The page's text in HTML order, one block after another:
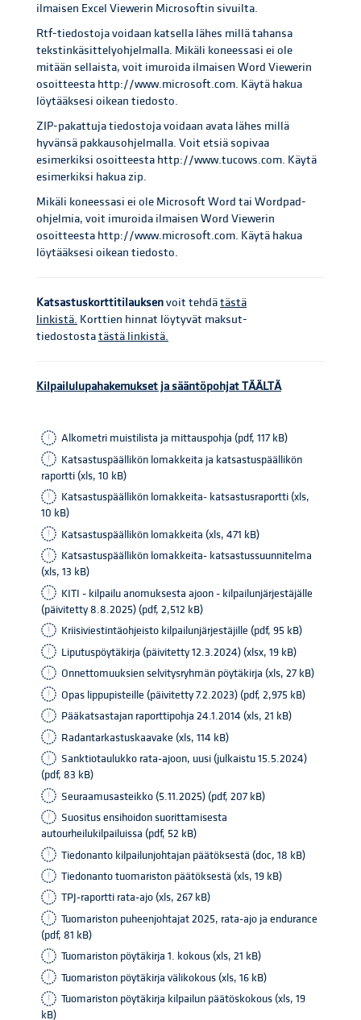
ilmaisen Excel Viewerin Microsoftin sivuilta.
Rtf-tiedostoja voidaan katsella lähes millä tahansa
tekstinkäsittelyohjelmalla. Mikäli koneessasi ei ole
mitään sellaista, voit imuroida ilmaisen Word Viewerin
osoitteesta http://www.microsoft.com. Käytä hakua
löytääksesi oikean tiedosto.
ZIP-pakattuja tiedostoja voidaan avata lähes millä
hyvänsä pakkausohjelmalla. Voit etsiä sopivaa
esimerkiksi osoitteesta http://www.tucows.com. Käytä
esimerkiksi hakua zip.
Mikäli koneessasi ei ole Microsoft Word tai Wordpad-
ohjelmia, voit imuroida ilmaisen Word Viewerin
osoitteesta http://www.microsoft.com. Käytä hakua
löytääksesi oikean tiedosto.
Katsastuskorttitilauksenvoit tehdätästä
linkistä. Korttien hinnat löytyvät maksut-
tiedostostatästä linkistä.
Kilpailulupahakemukset ja sääntöpohjat TÄÄLTÄ
Alkometri muistilista ja mittauspohja (pdf, 117 kB)
Katsastuspäällikön lomakkeita ja katsastuspäällikön
raportti (xls, 10 kB)
Katsastuspäällikön lomakkeita- katsastusraportti (xls,
10 kB)
Katsastuspäällikön lomakkeita (xls, 471 kB)
Katsastuspäällikön lomakkeita- katsastussuunnitelma
(xls, 13 kB)
KITI - kilpailu anomuksesta ajoon - kilpailunjärjestäjälle
(päivitetty 8.8.2025) (pdf, 2,512 kB)
Kriisiviestintäohjeisto kilpailunjärjestäjille (pdf, 95 kB)
Liputuspöytäkirja (päivitetty 12.3.2024) (xlsx, 19 kB)
Onnettomuuksien selvitysryhmän pöytäkirja (xls, 27 kB)
Opas lippupisteille (päivitetty 7.2.2023) (pdf, 2,975 kB)
Pääkatsastajan raporttipohja 24.1.2014 (xls, 21 kB)
Radantarkastuskaavake (xls, 114 kB)
Sanktiotaulukko rata-ajoon, uusi (julkaistu 15.5.2024)
(pdf, 83 kB)
Seuraamusasteikko (5.11.2025) (pdf, 207 kB)
Suositus ensihoidon suorittamisesta
autourheilukilpailuissa (pdf, 52 kB)
Tiedonanto kilpailunjohtajan päätöksestä (doc, 18 kB)
Tiedonanto tuomariston päätöksestä (xls, 19 kB)
TPJ-raportti rata-ajo (xls, 267 kB)
Tuomariston puheenjohtajat 2025, rata-ajo ja endurance
(pdf, 81 kB)
Tuomariston pöytäkirja 1. kokous (xls, 21 kB)
Tuomariston pöytäkirja välikokous (xls, 16 kB)
Tuomariston pöytäkirja kilpailun päätöskokous (xls, 19
kB)